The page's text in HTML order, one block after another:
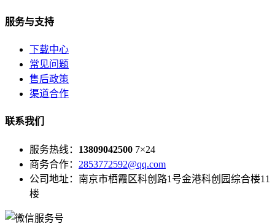
服务与支持
下载中心
常见问题
售后政策
渠道合作
联系我们
服务热线： 13809042500 7×24
商务合作： 2853772592@qq.com
公司地址：南京市栖霞区科创路1号金港科创园综合楼11
楼